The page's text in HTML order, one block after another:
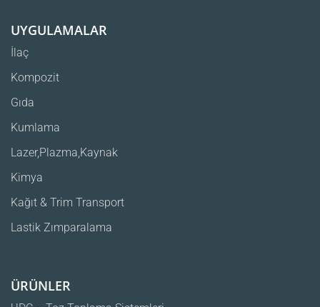
UYGULAMALAR
İlaç
Kompozit
Gıda
Kumlama
Lazer,Plazma,Kaynak
Kimya
Kağıt & Trim Transport
Lastik Zımparalama
ÜRÜNLER